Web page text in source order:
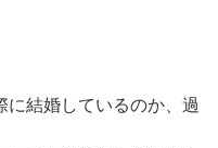
に結婚しているのか、過